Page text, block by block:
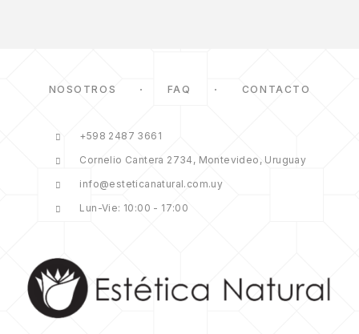
NOSOTROS FAQ CONTACTO
+598 2487 3661
Cornelio Cantera 2734, Montevideo, Uruguay
info@esteticanatural.com.uy
Lun-Vie: 10:00 - 17:00